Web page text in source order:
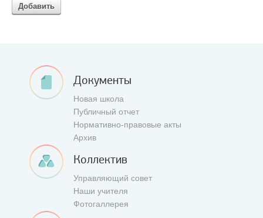
Добавить
Документы
Новая школа
Публичный отчет
Нормативно-правовые акты
Архив
Коллектив
Управляющий совет
Наши учителя
Фотогаллерея